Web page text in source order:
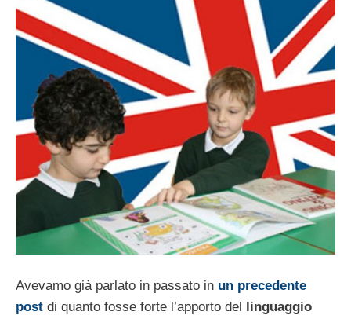
Avevamo già parlato in passato in un precedente
post di quanto fosse forte l’apporto del linguaggio